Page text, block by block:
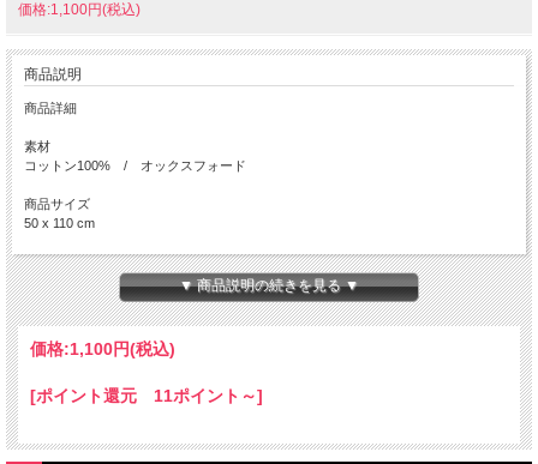
価格:1,100円(税込)
商品説明
商品詳細
素材
コットン100% / オックスフォード
商品サイズ
50 x 110 cm
商用利用 可
注意事項
【商品画像について】
実際の色に近くなる様、撮影・色調補正は行っておりますが、
す。
▼ 商品説明の続きを見る ▼
価格:1,100円(税込)
[ポイント還元 11ポイント～]